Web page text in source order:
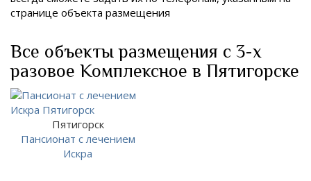
странице объекта размещения
Все объекты размещения с 3-х
разовое Комплексное в Пятигорске
Пятигорск
Пансионат с лечением
Искра